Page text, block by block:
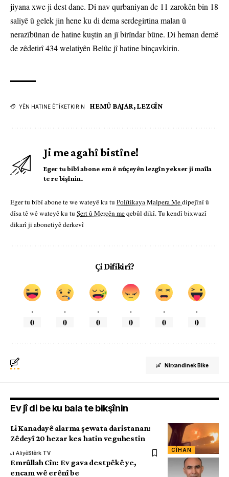
jiyana xwe ji dest dane. Di nav qurbaniyan de 11 zarokên bin 18
saliyê û gelek jin hene ku di dema serdegirtina malan û
nerazîbûnan de hatine kuştin an jî birîndar bûne. Di heman demê
de zêdetirî 434 welatiyên Belûc jî hatine binçavkirin.
YÊN HATINE ÊTÎKETKIRIN HEMÛ BAJAR,LEZGÎN
Ji me agahî bistîne!
Eger tu bibî abone em ê nûçeyên lezgîn yekser ji maîla
te re bişînin.
Eger tu bibî abone te we wateyê ku tu Polîtikaya Malpera Medipejînî û
dîsa tê wê wateyê ku tu Şert û Mercên meqebûl dikî. Tu kendî bixwazî
dikarî ji abonetiyê derkevî
Çi Difikirî?
.
0
.
0
.
0
.
0
.
0
.
0
Nirxandinek Bike
Ev jî di be ku bala te bikşînin
CÎHAN
Li Kanadayê alarma şewata daristanan:
Zêdeyî 20 hezar kes hatin veguhestin
Ji AliyêStêrk TV
Emrûllah Cîn: Ev gava destpêkê ye,
encam wê erênî be